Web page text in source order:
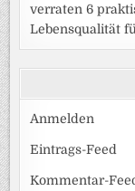
verraten 6
Lebensqualität
Anmelden
Eintrags-Feed
Kommentar-